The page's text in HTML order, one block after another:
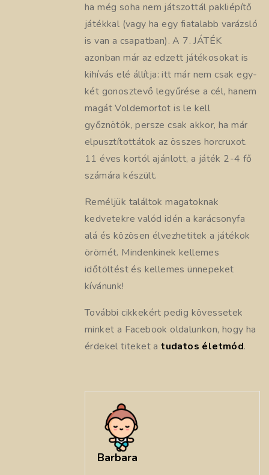
ha még soha nem játszottál pakliépítő
játékkal (vagy ha egy fiatalabb varázsló
is van a csapatban). A 7. JÁTÉK
azonban már az edzett játékosokat is
kihívás elé állítja: itt már nem csak egy-
két gonosztevő legyűrése a cél, hanem
magát Voldemortot is le kell
győznötök, persze csak akkor, ha már
elpusztítottátok az összes horcruxot.
11 éves kortól ajánlott, a játék 2-4 fő
számára készült.
Reméljük találtok magatoknak
kedvetekre valód idén a karácsonyfa
alá és közösen élvezhetitek a játékok
örömét. Mindenkinek kellemes
időtöltést és kellemes ünnepeket
kívánunk!
További cikkekért pedig kövessetek
minket a Facebook oldalunkon, hogy ha
érdekel titeket atudatos életmód.
Barbara